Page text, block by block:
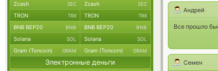
Андрей
Все прошло
Семен
Zcash ZEC Zcash ZEC
TRON TRX TRON TRX
BNB BEP20 BNB BNB BEP20 BNB
Solana SOL Solana SOL
Gram (Toncoin) GRAM Gram (Toncoin) GRAM
Электронные деньги